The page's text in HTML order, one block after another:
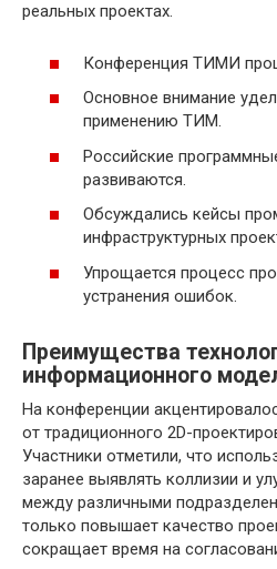
реальных проектах.
Конференция ТИМИ
Основное внимание
применению ТИМ.
Российские
развиваются.
Обсуждались кейсы
инфраструктурных
Упрощается процесс
устранения ошибок.
Преимущества
информационного
На конференции
от традиционного 2D-
Участники отметили, что
заранее выявлять коллизии и
между различными
только повышает качество
сокращает время на